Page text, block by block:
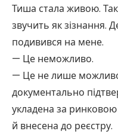
Тиша стала живою.
звучить як зізнання.
подивився на мене.
— Це неможливо.
— Це не лише
документально
укладена за
й внесена до реєстру.